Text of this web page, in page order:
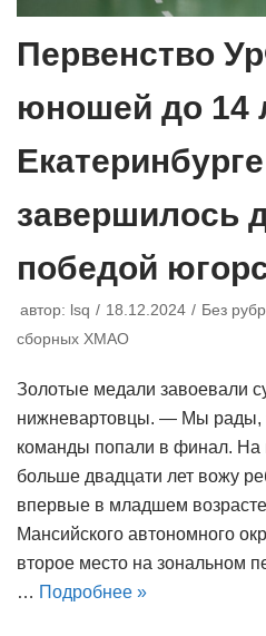
Первенство
юношей до 14
Екатеринбурге
завершилось
победой
автор: lsq 18.12.2024 Без
сборных ХМАО
Золотые медали завоевали
нижневартовцы. — Мы рады,
команды попали в финал. На
больше двадцати лет вожу
впервые в младшем
Мансийского автономного
второе место на зональном
… Подробнее »